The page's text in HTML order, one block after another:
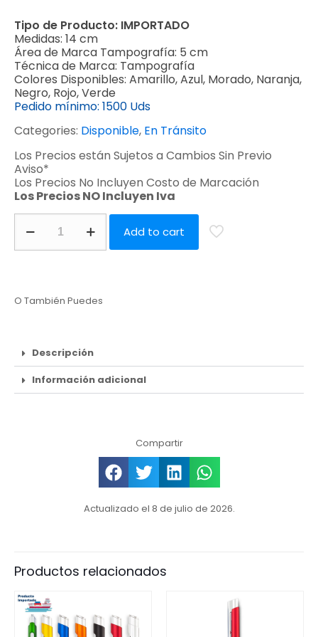
Tipo de Producto: IMPORTADO
Medidas: 14 cm
Área de Marca Tampografía: 5 cm
Técnica de Marca: Tampografía
Colores Disponibles: Amarillo, Azul, Morado, Naranja,
Negro, Rojo, Verde
Pedido mínimo: 1500 Uds
Categories: Disponible, En Tránsito
Los Precios están Sujetos a Cambios Sin Previo
Aviso*
Los Precios No Incluyen Costo de Marcación
Los Precios NO Incluyen Iva
Add to cart
O También Puedes
Descripción
Información adicional
Compartir
Actualizado el 8 de julio de 2026.
Productos relacionados